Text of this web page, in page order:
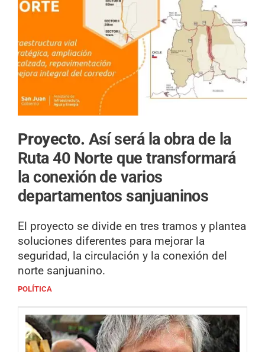
Proyecto. Así será la obra de la
Ruta 40 Norte que transformará
la conexión de varios
departamentos sanjuaninos
El proyecto se divide en tres tramos y plantea
soluciones diferentes para mejorar la
seguridad, la circulación y la conexión del
norte sanjuanino.
POLÍTICA